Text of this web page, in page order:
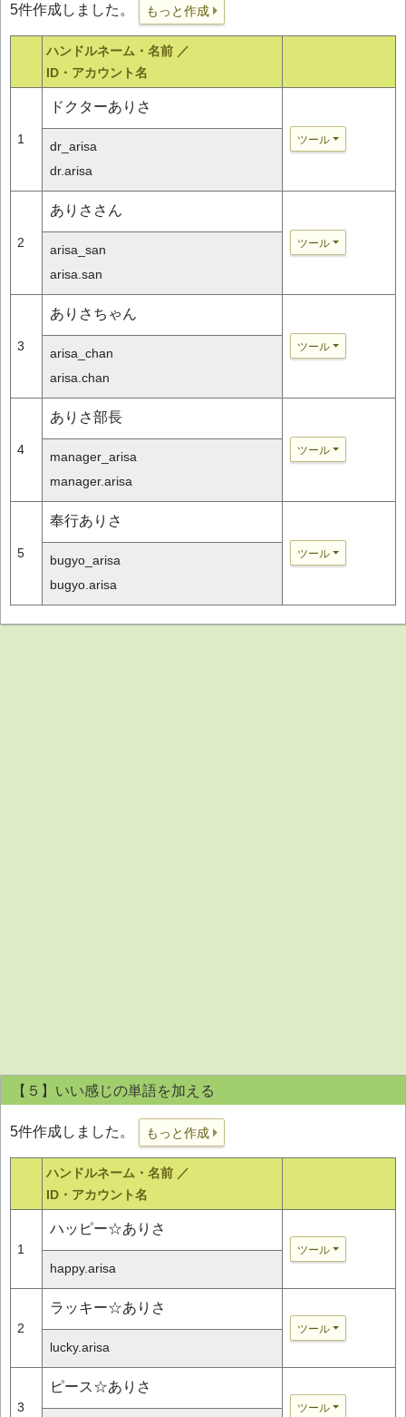
5件作成しました。 もっと作成
ハンドルネーム・名前 ／
ID・アカウント名
1
ドクターありさ
ツール
dr_arisa
dr.arisa
2
ありささん
ツール
arisa_san
arisa.san
3
ありさちゃん
ツール
arisa_chan
arisa.chan
4
ありさ部長
ツール
manager_arisa
manager.arisa
5
奉行ありさ
ツール
bugyo_arisa
bugyo.arisa
【５】いい感じの単語を加える
5件作成しました。 もっと作成
ハンドルネーム・名前 ／
ID・アカウント名
1
ハッピー☆ありさ
ツール
happy.arisa
2
ラッキー☆ありさ
ツール
lucky.arisa
3
ピース☆ありさ
ツール